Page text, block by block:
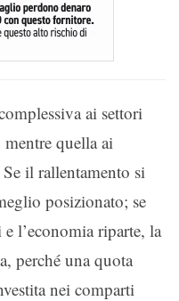
ai settori
quella ai
il rallentamento si
posizionato; se
l’economia riparte, la
perché una quota
nei comparti